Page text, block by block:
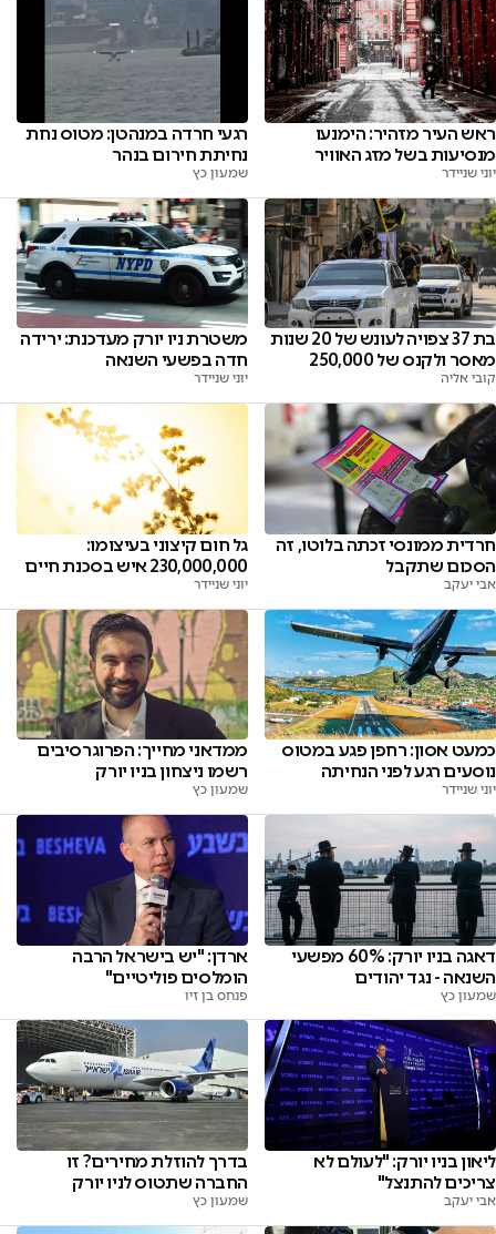
ראש העיר מזהיר: הימנעו
מנסיעות בשל מזג האוויר
יוני שניידר
רגעי חרדה במנהטן: מטוס נחת
נחיתת חירום בנהר
שמעון כץ
בת 37 צפויה לעונש של 20 שנות
מאסר ולקנס של 250,000
קובי אליה
משטרת ניו יורק מעדכנת: ירידה
חדה בפשעי השנאה
יוני שניידר
חרדית ממונסי זכתה בלוטו, זה
הסכום שתקבל
אבי יעקב
גל חום קיצוני בעיצומו:
230,000,000 איש בסכנת חיים
יוני שניידר
כמעט אסון: רחפן פגע במטוס
נוסעים רגע לפני הנחיתה
יוני שניידר
ממדאני מחייך: הפרוגרסיבים
רשמו ניצחון בניו יורק
שמעון כץ
דאגה בניו יורק: 60% מפשעי
השנאה - נגד יהודים
שמעון כץ
ארדן: "יש בישראל הרבה
הומלסים פוליטיים"
פנחס בן זיו
ליאון בניו יורק: "לעולם לא
צריכים להתנצל"
אבי יעקב
בדרך להוזלת מחירים? זו
החברה שתטוס לניו יורק
שמעון כץ